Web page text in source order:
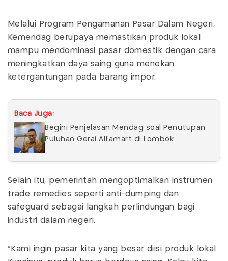
Melalui Program Pengamanan Pasar Dalam Negeri,
Kemendag berupaya memastikan produk lokal
mampu mendominasi pasar domestik dengan cara
meningkatkan daya saing guna menekan
ketergantungan pada barang impor.
Baca Juga:
Begini Penjelasan Mendag soal Penutupan
Puluhan Gerai Alfamart di Lombok
Selain itu, pemerintah mengoptimalkan instrumen
trade remedies seperti anti-dumping dan
safeguard sebagai langkah perlindungan bagi
industri dalam negeri.
“Kami ingin pasar kita yang besar diisi produk lokal.